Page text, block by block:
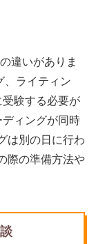
違いがありま
、ライティン
験する必要が
ィングが同時
は別の日に行わ
際の準備方法や